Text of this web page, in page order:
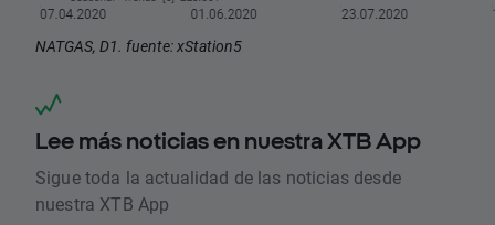
NATGAS, D1. fuente: xStation5
Lee más noticias en nuestra XTB App
Sigue toda la actualidad de las noticias desde
nuestra XTB App